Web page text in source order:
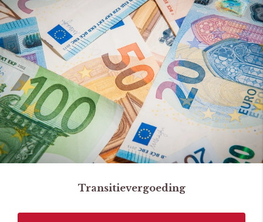
Transitievergoeding